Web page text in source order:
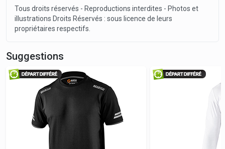
Tous droits réservés - Reproductions interdites - Photos et
illustrations Droits Réservés : sous licence de leurs
propriétaires respectifs.
Suggestions